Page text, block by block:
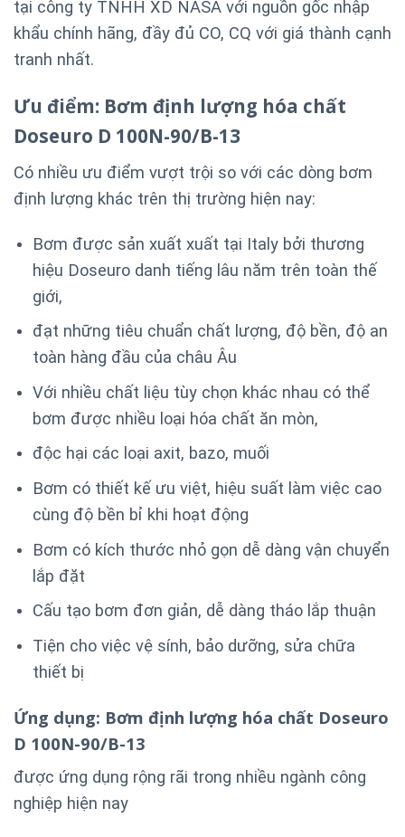
tại công ty TNHH XD NASA với nguồn gốc nhập
khẩu chính hãng, đầy đủ CO, CQ với giá thành cạnh
tranh nhất.
Ưu điểm: Bơm định lượng hóa chất
Doseuro D 100N-90/B-13
Có nhiều ưu điểm vượt trội so với các dòng bơm
định lượng khác trên thị trường hiện nay:
Bơm được sản xuất xuất tại Italy bởi thương
hiệu Doseuro danh tiếng lâu năm trên toàn thế
giới,
đạt những tiêu chuẩn chất lượng, độ bền, độ an
toàn hàng đầu của châu Âu
Với nhiều chất liệu tùy chọn khác nhau có thể
bơm được nhiều loại hóa chất ăn mòn,
độc hại các loại axit, bazo, muối
Bơm có thiết kế ưu việt, hiệu suất làm việc cao
cùng độ bền bỉ khi hoạt động
Bơm có kích thước nhỏ gọn dễ dàng vận chuyển
lắp đặt
Cấu tạo bơm đơn giản, dễ dàng tháo lắp thuận
Tiện cho việc vệ sính, bảo dưỡng, sửa chữa
thiết bị
Ứng dụng: Bơm định lượng hóa chất Doseuro
D 100N-90/B-13
được ứng dụng rộng rãi trong nhiều ngành công
nghiệp hiện nay